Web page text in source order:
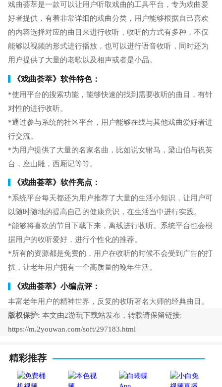
戏曲荟萃是一款可以让用户听取戏曲的工具平台，专为戏曲爱
好者提供，有着非常详细的戏曲分类，用户能够根据自己喜欢
的内容选择对应的曲目来进行收听，收听的方式有多种，不仅
能够以视频的形式进行播放，也可以进行语音收听，同时还为
用户提供了大量的老歌以及相声或者是小品。
《戏曲荟萃》软件特色：
*使用平台的搜索功能，能够快速的找到需要收听的曲目，有针
对性的进行收听。
*通过参与系统的社区平台，用户能够在线与其他戏曲爱好者进
行交流。
*为用户提供了大量的名家名曲，比如说女驸马，梁山伯与祝英
台，座山雕，西厢记等等。
《戏曲荟萃》软件亮点：
*系统平台每天都还为用户推荐了大量的生活小知识，让用户可
以随时随地的提高自己的健康意识，在生活当中进行实践。
*能够将喜欢的节目下载下来，离线进行收听。系统平台也会根
据用户的收听爱好，进行个性化的推荐。
*所有的资源都是免费的，用户在收听的时候不会受到广告的打
扰，让老年用户拥有一个高质量的晚年生活。
《戏曲荟萃》小编点评：
丰富老年用户的精神世界，反复的收听著名大师的经典曲目。
版权保护: 本文由2游玩下载站发布，转载请保留链接:
https://m.2youwan.com/soft/297183.html
精彩推荐